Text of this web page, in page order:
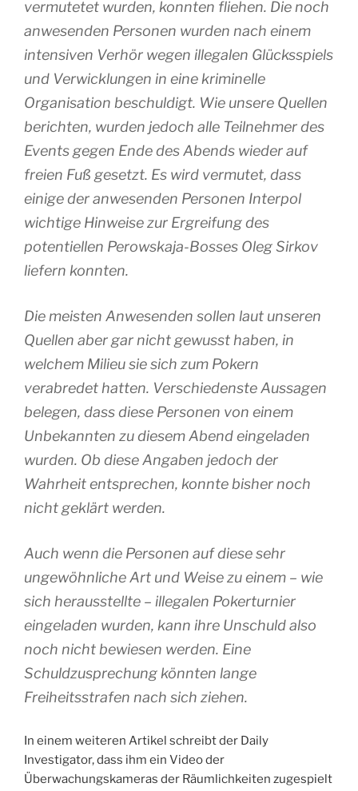
vermutetet wurden, konnten fliehen. Die noch
anwesenden Personen wurden nach einem
intensiven Verhör wegen illegalen Glücksspiels
und Verwicklungen in eine kriminelle
Organisation beschuldigt. Wie unsere Quellen
berichten, wurden jedoch alle Teilnehmer des
Events gegen Ende des Abends wieder auf
freien Fuß gesetzt. Es wird vermutet, dass
einige der anwesenden Personen Interpol
wichtige Hinweise zur Ergreifung des
potentiellen Perowskaja-Bosses Oleg Sirkov
liefern konnten.
Die meisten Anwesenden sollen laut unseren
Quellen aber gar nicht gewusst haben, in
welchem Milieu sie sich zum Pokern
verabredet hatten. Verschiedenste Aussagen
belegen, dass diese Personen von einem
Unbekannten zu diesem Abend eingeladen
wurden. Ob diese Angaben jedoch der
Wahrheit entsprechen, konnte bisher noch
nicht geklärt werden.
Auch wenn die Personen auf diese sehr
ungewöhnliche Art und Weise zu einem – wie
sich herausstellte – illegalen Pokerturnier
eingeladen wurden, kann ihre Unschuld also
noch nicht bewiesen werden. Eine
Schuldzusprechung könnten lange
Freiheitsstrafen nach sich ziehen.
In einem weiteren Artikel schreibt der Daily
Investigator, dass ihm ein Video der
Überwachungskameras der Räumlichkeiten zugespielt